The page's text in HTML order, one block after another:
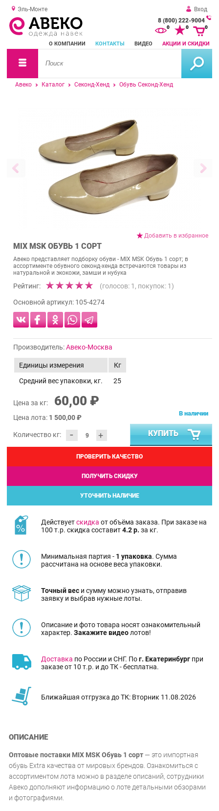
Эль-Монте
Вход
8 (800) 222-9004
О КОМПАНИИ КОНТАКТЫ ВИДЕО АКЦИИ И СКИДКИ
0 0 0
Авеко Каталог Секонд-Хенд Обувь Секонд-Хенд
Добавить в избранное
MIX MSK ОБУВЬ 1 СОРТ
Авеко представляет подборку обуви - MIX MSK Обувь 1 сорт; в
ассортименте обувного секонд-хенда встречаются товары из
натуральной и экокожи, замши и нубука
Рейтинг: (голосов: 1 , покупок: 1)
Основной артикул: 105-4274
Производитель:Авеко-Москва
Единицы измерения
Кг
Средний вес упаковки, кг.
25
Цена за кг: 60,00 ₽
Цена лота: 1 500,00 ₽
Количество кг: - +
В наличии
КУПИТЬ
ПРОВЕРИТЬ КАЧЕСТВО
ПОЛУЧИТЬ СКИДКУ
УТОЧНИТЬ НАЛИЧИЕ
Действуетскидка от объёма заказа. При заказе на
100 т.р. скидка составит4.2 р. за кг.
Минимальная партия - 1 упаковка. Сумма
рассчитана на основе веса упаковки.
Точный вес и сумму можно узнать, отправив
заявку и выбрав нужные лоты.
Описание и фото товара носят ознакомительный
характер. Закажите видеолотов!
Доставка по России и СНГ. Пог. Екатеринбург при
заказе от 10 т.р. и до ТК - бесплатна.
Ближайшая отгрузка до ТК: Вторник 11.08.2026
ОПИСАНИЕ
Оптовые поставки MIX MSK Обувь 1 сорт — это импортная
обувь Extra качества от мировых брендов. Ознакомиться с
ассортиментом лота можно в разделе описаний, сотрудники
Авеко дополняют информацию о лоте детальными обзорами
и фотографиями.